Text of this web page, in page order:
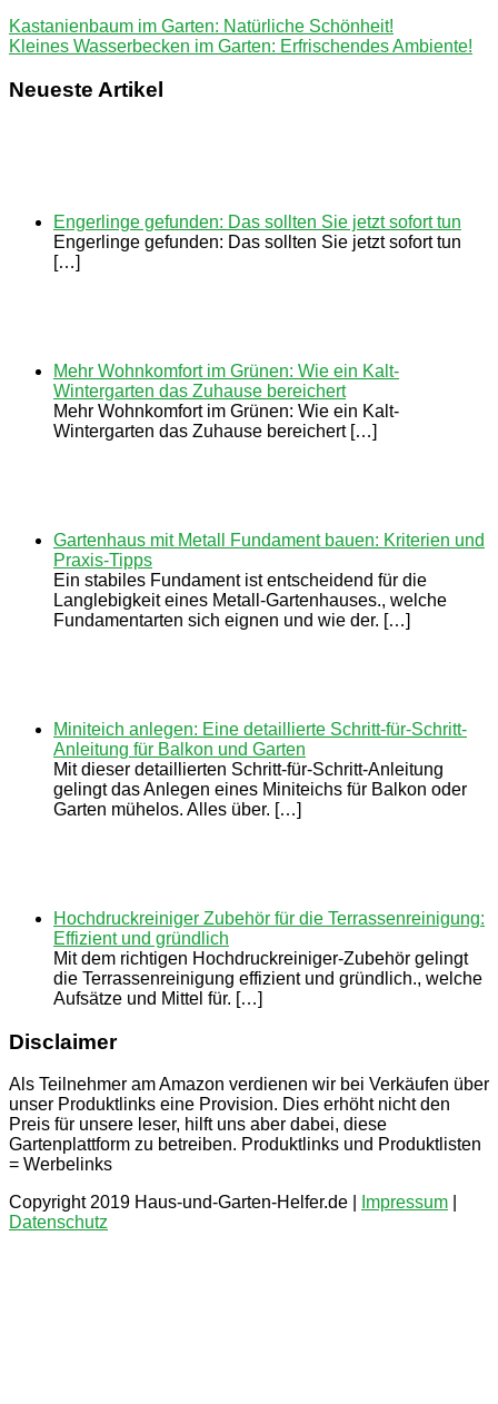
Beitragsnavigation
Vorheriger
Beitrag:
Kastanienbaum im Garten: Natürliche Schönheit!
Nächster
Kleines Wasserbecken im Garten: Erfrischendes Ambiente!
Neueste Artikel
Engerlinge gefunden: Das sollten Sie jetzt sofort tun
Engerlinge gefunden: Das sollten Sie jetzt sofort tun
[…]
Mehr Wohnkomfort im Grünen: Wie ein Kalt-
Wintergarten das Zuhause bereichert
Mehr Wohnkomfort im Grünen: Wie ein Kalt-
Wintergarten das Zuhause bereichert […]
Gartenhaus mit Metall Fundament bauen: Kriterien und
Praxis-Tipps
Ein stabiles Fundament ist entscheidend für die
Langlebigkeit eines Metall-Gartenhauses., welche
Fundamentarten sich eignen und wie der. […]
Miniteich anlegen: Eine detaillierte Schritt-für-Schritt-
Anleitung für Balkon und Garten
Mit dieser detaillierten Schritt-für-Schritt-Anleitung
gelingt das Anlegen eines Miniteichs für Balkon oder
Garten mühelos. Alles über. […]
Hochdruckreiniger Zubehör für die Terrassenreinigung:
Effizient und gründlich
Mit dem richtigen Hochdruckreiniger-Zubehör gelingt
die Terrassenreinigung effizient und gründlich., welche
Aufsätze und Mittel für. […]
Disclaimer
Als Teilnehmer am Amazon verdienen wir bei Verkäufen über
unser Produktlinks eine Provision. Dies erhöht nicht den
Preis für unsere leser, hilft uns aber dabei, diese
Gartenplattform zu betreiben. Produktlinks und Produktlisten
= Werbelinks
Copyright 2019 Haus-und-Garten-Helfer.de |
Impressum
Datenschutz